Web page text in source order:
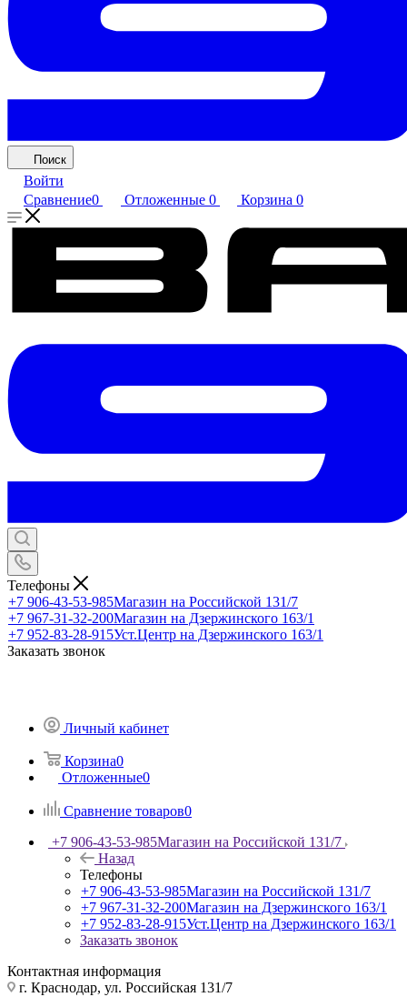
Поиск
Войти
Сравнение0 Отложенные 0 Корзина 0
Телефоны
+7 906-43-53-985Магазин на Российской 131/7
+7 967-31-32-200Магазин на Дзержинского 163/1
+7 952-83-28-915Уст.Центр на Дзержинского 163/1
Заказать звонок
Личный кабинет
Корзина0
Отложенные0
Сравнение товаров0
+7 906-43-53-985Магазин на Российской 131/7
Назад
Телефоны
+7 906-43-53-985Магазин на Российской 131/7
+7 967-31-32-200Магазин на Дзержинского 163/1
+7 952-83-28-915Уст.Центр на Дзержинского 163/1
Заказать звонок
Контактная информация
г. Краснодар, ул. Российская 131/7